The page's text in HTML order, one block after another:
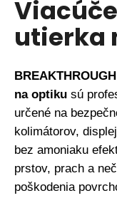
utierka
na optiku sú
určené na
kolimátorov,
bez amoniaku
prstov, prach a
poškodenia
á
j
ť
?